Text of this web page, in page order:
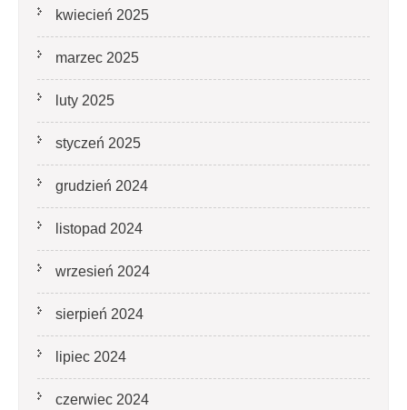
kwiecień 2025
marzec 2025
luty 2025
styczeń 2025
grudzień 2024
listopad 2024
wrzesień 2024
sierpień 2024
lipiec 2024
czerwiec 2024